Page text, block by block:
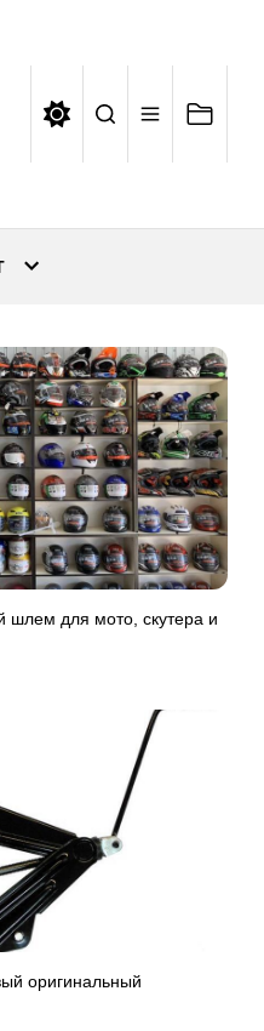
шлем для мото, скутера и
оригинальный